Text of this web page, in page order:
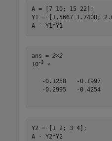
A = [7 10; 15 22];
Y1 = [1.5667 1.7408;
A - Y1*Y1
ans = 2×2
10-3 ×
   -0.1258   -0.1997
   -0.2995   -0.4254
Y2 = [1 2; 3 4];
A - Y2*Y2